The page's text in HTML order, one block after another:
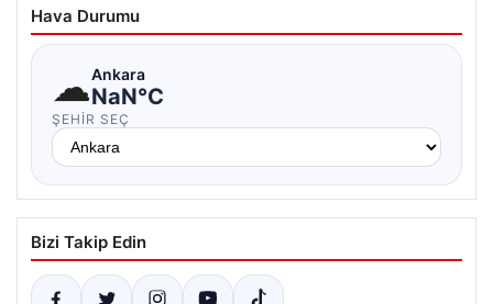
Hava Durumu
☁Ankara
NaN°C
ŞEHIR SEÇ
Bizi Takip Edin